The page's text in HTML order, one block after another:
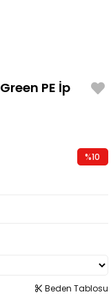
PE İp
%10
Beden Tablosu